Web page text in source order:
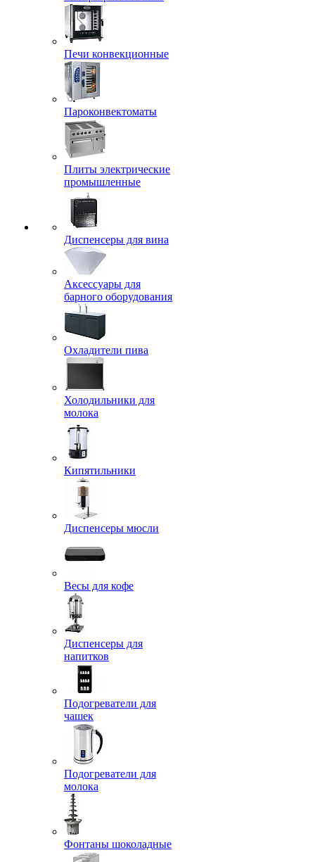
Печи конвекционные
Пароконвектоматы
Плиты электрические
промышленные
Диспенсеры для вина
Аксессуары для
барного оборудования
Охладители пива
Холодильники для
молока
Кипятильники
Диспенсеры мюсли
Весы для кофе
Диспенсеры для
напитков
Подогреватели для
чашек
Подогреватели для
молока
Фонтаны шоколадные